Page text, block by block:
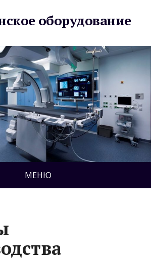
оборудование
МЕНЮ